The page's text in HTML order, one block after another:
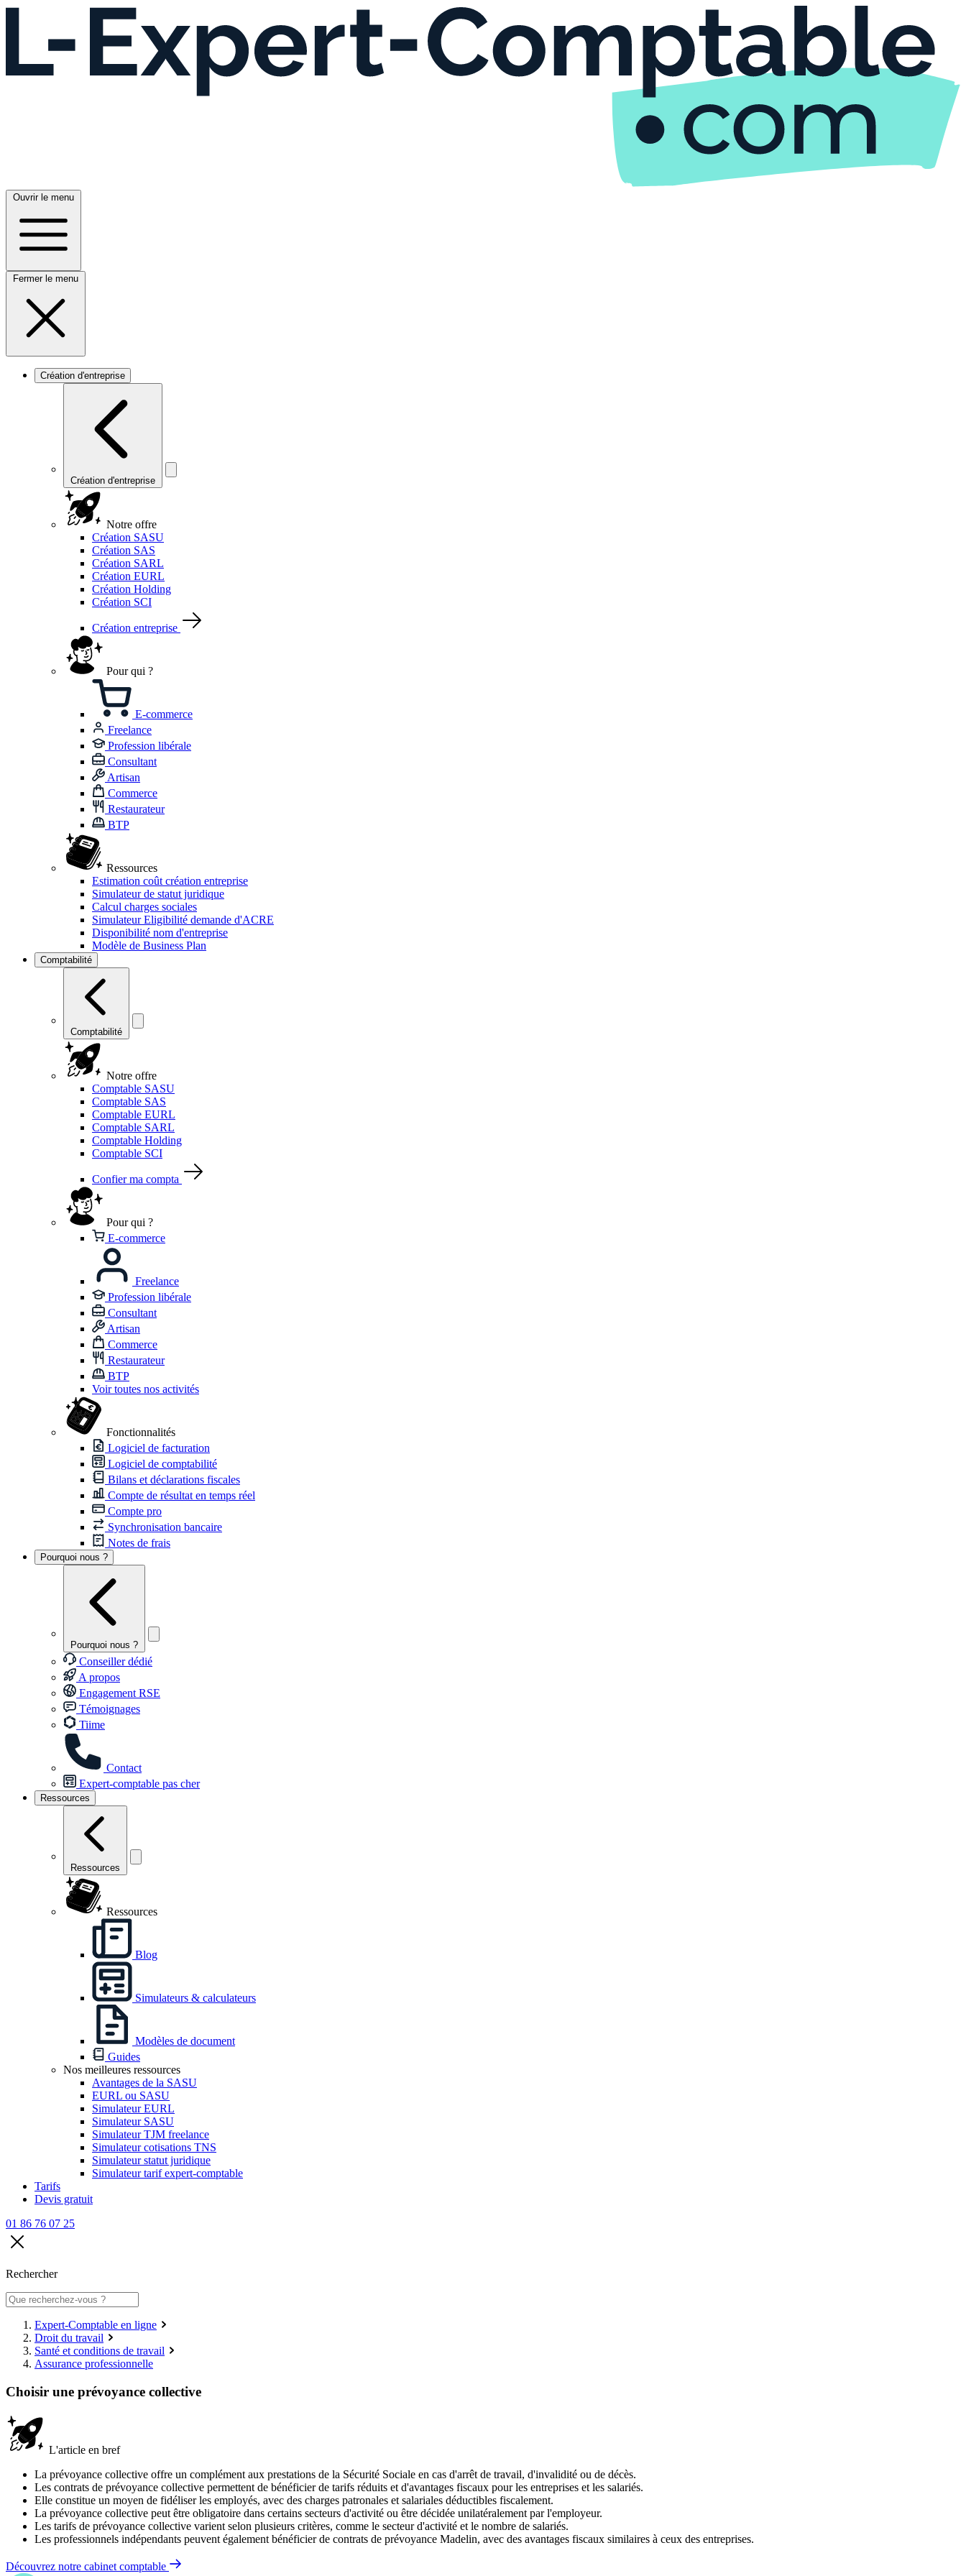
Ouvrir le menu
Fermer le menu
Création d'entreprise
Création d'entreprise
Notre offre
Création SASU
Création SAS
Création SARL
Création EURL
Création Holding
Création SCI
Création entreprise
Pour qui ?
E-commerce
Freelance
Profession libérale
Consultant
Artisan
Commerce
Restaurateur
BTP
Ressources
Estimation coût création entreprise
Simulateur de statut juridique
Calcul charges sociales
Simulateur Eligibilité demande d'ACRE
Disponibilité nom d'entreprise
Modèle de Business Plan
Comptabilité
Comptabilité
Notre offre
Comptable SASU
Comptable SAS
Comptable EURL
Comptable SARL
Comptable Holding
Comptable SCI
Confier ma compta
Pour qui ?
E-commerce
Freelance
Profession libérale
Consultant
Artisan
Commerce
Restaurateur
BTP
Voir toutes nos activités
Fonctionnalités
Logiciel de facturation
Logiciel de comptabilité
Bilans et déclarations fiscales
Compte de résultat en temps réel
Compte pro
Synchronisation bancaire
Notes de frais
Pourquoi nous ?
Pourquoi nous ?
Conseiller dédié
A propos
Engagement RSE
Témoignages
Tiime
Contact
Expert-comptable pas cher
Ressources
Ressources
Ressources
Blog
Simulateurs & calculateurs
Modèles de document
Guides
Nos meilleures ressources
Avantages de la SASU
EURL ou SASU
Simulateur EURL
Simulateur SASU
Simulateur TJM freelance
Simulateur cotisations TNS
Simulateur statut juridique
Simulateur tarif expert-comptable
Tarifs
Devis gratuit
01 86 76 07 25
Rechercher
Expert-Comptable en ligne
Droit du travail
Santé et conditions de travail
Assurance professionnelle
Choisir une prévoyance collective
L'article en bref
La prévoyance collective offre un complément aux prestations de la Sécurité Sociale en cas d'arrêt de travail, d'invalidité ou de décès.
Les contrats de prévoyance collective permettent de bénéficier de tarifs réduits et d'avantages fiscaux pour les entreprises et les salariés.
Elle constitue un moyen de fidéliser les employés, avec des charges patronales et salariales déductibles fiscalement.
La prévoyance collective peut être obligatoire dans certains secteurs d'activité ou être décidée unilatéralement par l'employeur.
Les tarifs de prévoyance collective varient selon plusieurs critères, comme le secteur d'activité et le nombre de salariés.
Les professionnels indépendants peuvent également bénéficier de contrats de prévoyance Madelin, avec des avantages fiscaux similaires à ceux des entreprises.
Découvrez notre cabinet comptable